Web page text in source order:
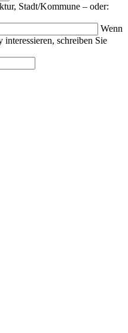
Stadt/Kommune – oder:
Wenn
schreiben Sie